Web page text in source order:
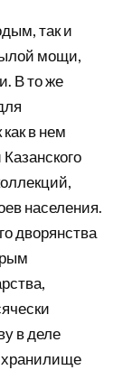
так и
мощи,
В то же
в нем
населения.
дворянства
в деле
хранилище